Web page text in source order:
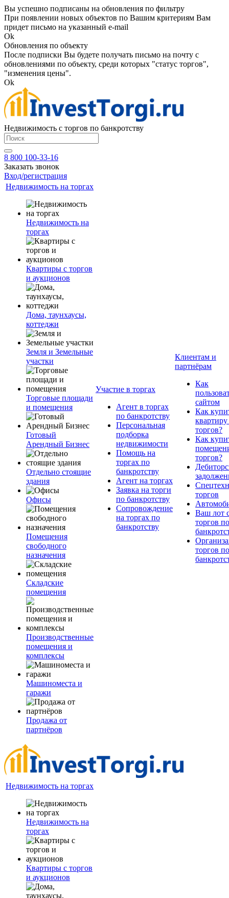
Вы успешно подписаны на обновления по фильтру
При появлении новых объектов по Вашим критериям Вам
придет письмо на указанный e-mail
Ok
Обновления по объекту
После подписки Вы будете получать письмо на почту с
обновлениями по объекту, среди которых "статус торгов",
"изменения цены".
Ok
Недвижимость с торгов по банкротству
8 800 100-33-16
Заказать звонок
Вход/регистрация
Недвижимость на торгах
Недвижимость на
торгах
Квартиры с торгов
и аукционов
Дома, таунхаусы,
коттеджи
Земля и Земельные
участки
Торговые площади
и помещения
Готовый
Арендный Бизнес
Отдельно стоящие
здания
Офисы
Помещения
свободного
назначения
Складские
помещения
Производственные
помещения и
комплексы
Машиноместа и
гаражи
Продажа от
партнёров
Участие в торгах
Агент в торгах
по банкротству
Персональная
подборка
недвижимости
Помощь на
торгах по
банкротству
Агент на торгах
Заявка на торги
по банкротству
Сопровождение
на торгах по
банкротству
Клиентам и
партнёрам
Как
сайтом
Как
квартиру
торгов?
Как
торгов?
торгов
Ваш лот
торгов по
торгов по
Недвижимость на торгах
Недвижимость на
торгах
Квартиры с торгов
и аукционов